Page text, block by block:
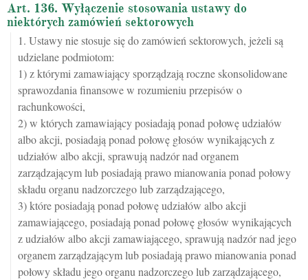
Art. 136. Wyłączenie stosowania ustawy do
niektórych zamówień sektorowych
1. Ustawy nie stosuje się do zamówień sektorowych, jeżeli są
udzielane podmiotom:
1) z którymi zamawiający sporządzają roczne skonsolidowane
sprawozdania finansowe w rozumieniu przepisów o
rachunkowości,
2) w których zamawiający posiadają ponad połowę udziałów
albo akcji, posiadają ponad połowę głosów wynikających z
udziałów albo akcji, sprawują nadzór nad organem
zarządzającym lub posiadają prawo mianowania ponad połowy
składu organu nadzorczego lub zarządzającego,
3) które posiadają ponad połowę udziałów albo akcji
zamawiającego, posiadają ponad połowę głosów wynikających
z udziałów albo akcji zamawiającego, sprawują nadzór nad jego
organem zarządzającym lub posiadają prawo mianowania ponad
połowy składu jego organu nadzorczego lub zarządzającego,